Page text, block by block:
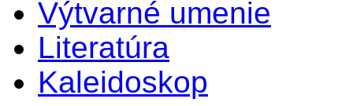
Výtvarné umenie
Literatúra
Kaleidoskop